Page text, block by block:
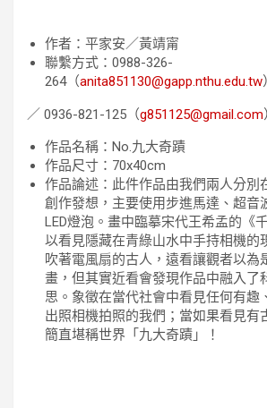
作者：平家安／黃靖甯
聯繫方式：0988-326-
264（anita851130@gapp.nthu.edu.tw）
／ 0936-821-125（g851125@gmail.com
作品名稱：No.九大奇蹟
作品尺寸：70x40cm
作品論述：此件作品由我們兩人分別
創作發想，主要使用步進馬達、超音
LED燈泡。畫中臨摹宋代王希孟的《
以看見隱藏在青綠山水中手持相機的
吹著電風扇的古人，遠看讓觀者以為
畫，但其實近看會發現作品中融入了
思。象徵在當代社會中看見任何有趣
出照相機拍照的我們；當如果看見有
簡直堪稱世界「九大奇蹟」！